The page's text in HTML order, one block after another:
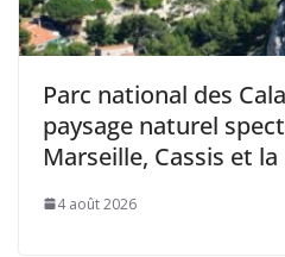
Parc national des
paysage naturel
Marseille, Cassis et
4 août 2026